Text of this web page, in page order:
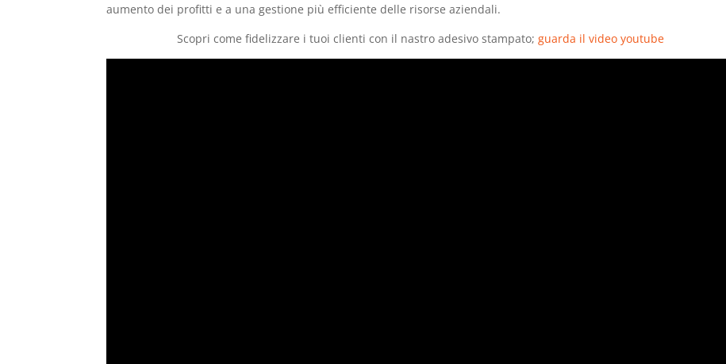
aumento dei profitti e a una gestione più efficiente delle risorse aziendali.
Scopri come fidelizzare i tuoi clienti con il nastro adesivo stampato;guarda il video youtube